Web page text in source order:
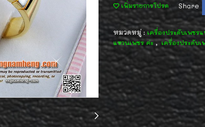
เพิ่มรายการโปรด Share
หมวดหมู่ : เครื่องประดับเพชร
แหวนเพชร ค่ะ, เครื่องประดับเ